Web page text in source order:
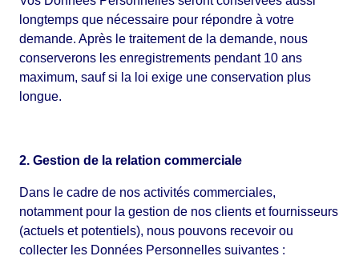
longtemps que nécessaire pour répondre à votre
demande. Après le traitement de la demande, nous
conserverons les enregistrements pendant 10 ans
maximum, sauf si la loi exige une conservation plus
longue.
2. Gestion de la relation commerciale
Dans le cadre de nos activités commerciales,
notamment pour la gestion de nos clients et fournisseurs
(actuels et potentiels), nous pouvons recevoir ou
collecter les Données Personnelles suivantes :